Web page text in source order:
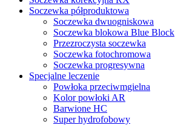
Soczewka półproduktowa
Soczewka dwuogniskowa
Soczewka blokowa Blue Block
Przezroczysta soczewka
Soczewka fotochromowa
Soczewka progresywna
Specjalne leczenie
Powłoka przeciwmgielna
Kolor powłoki AR
Barwione HC
Super hydrofobowy